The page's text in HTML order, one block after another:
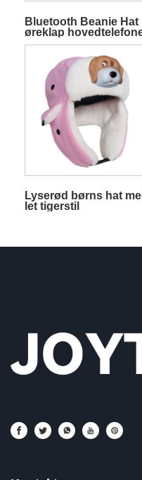
Bluetooth Beanie Hat
øreklap
Lilla
Lyserød børns hat
let tigerstil